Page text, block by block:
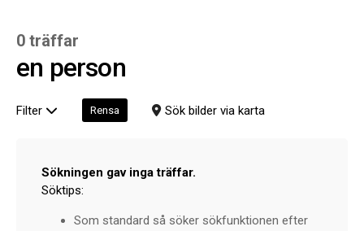
0 träffar
en person
Filter Rensa Sök bilder via karta
Sökningen gav inga träffar.
Söktips:
Som standard så söker sökfunktionen efter